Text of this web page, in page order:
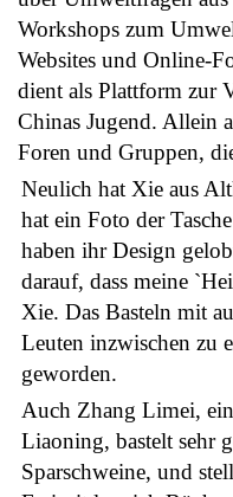
Workshops zum
Websites und Online-
dient als Plattform zur
Chinas Jugend. Allein
Foren und Gruppen,
Neulich hat Xie aus
hat ein Foto der
haben ihr Design
darauf, dass meine
Xie. Das Basteln mit
Leuten inzwischen zu
geworden.
Auch Zhang Limei,
Liaoning, bastelt sehr
Sparschweine, und